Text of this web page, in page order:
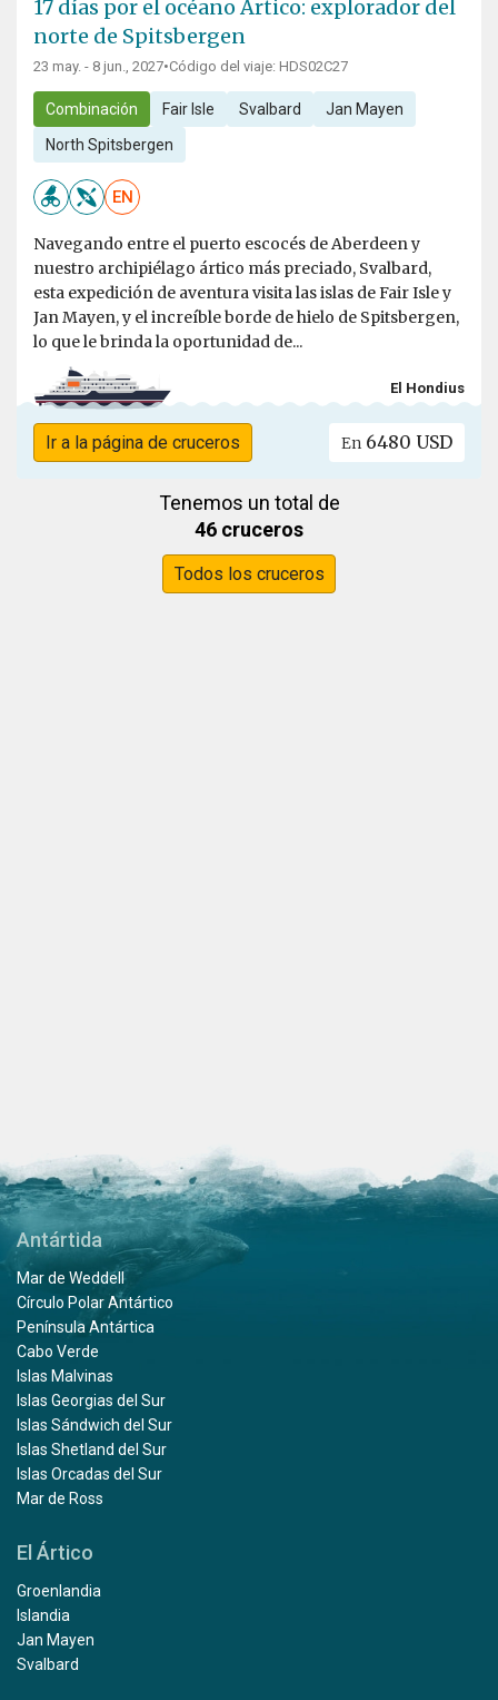
17 días por el océano Ártico: explorador del
norte de Spitsbergen
23 may. - 8 jun., 2027•Código del viaje: HDS02C27
Combinación Fair Isle Svalbard Jan Mayen
North Spitsbergen
EN
Navegando entre el puerto escocés de Aberdeen y
nuestro archipiélago ártico más preciado, Svalbard,
esta expedición de aventura visita las islas de Fair Isle y
Jan Mayen, y el increíble borde de hielo de Spitsbergen,
lo que le brinda la oportunidad de...
El Hondius
Ir a la página de cruceros En 6480 USD
Tenemos un total de
46 cruceros
Todos los cruceros
Antártida
Mar de Weddell
Círculo Polar Antártico
Península Antártica
Cabo Verde
Islas Malvinas
Islas Georgias del Sur
Islas Sándwich del Sur
Islas Shetland del Sur
Islas Orcadas del Sur
Mar de Ross
El Ártico
Groenlandia
Islandia
Jan Mayen
Svalbard